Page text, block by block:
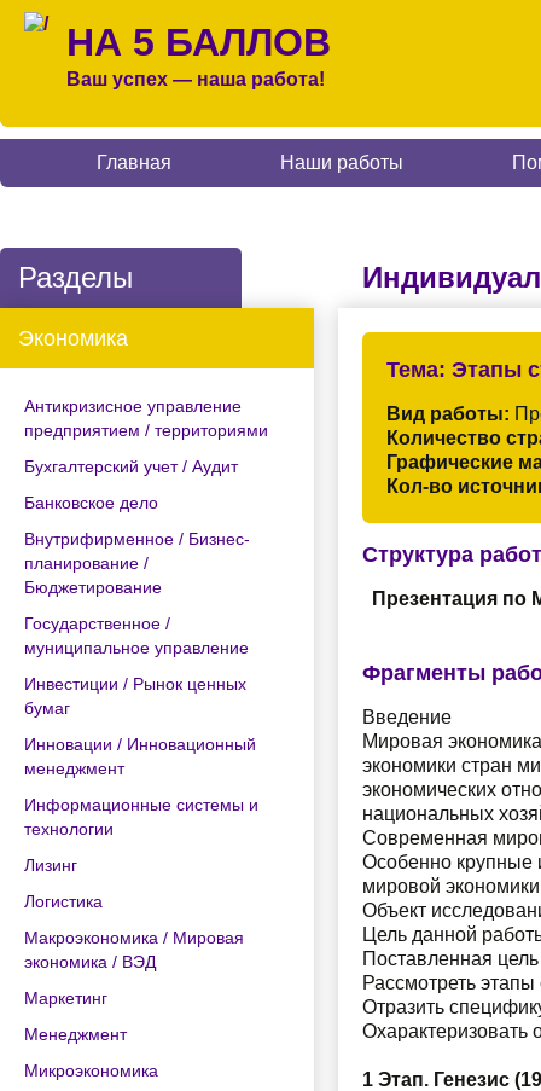
НА 5 БАЛЛОВ
Ваш успех — наша работа!
Главная Наши работы
Разделы
Экономика
Антикризисное управление
предприятием / территориями
Бухгалтерский учет / Аудит
Банковское дело
Внутрифирменное / Бизнес-
планирование /
Бюджетирование
Государственное /
муниципальное управление
Инвестиции / Рынок ценных
бумаг
Инновации / Инновационный
менеджмент
Информационные системы и
технологии
Лизинг
Логистика
Макроэкономика / Мировая
экономика / ВЭД
Маркетинг
Менеджмент
Микроэкономика
Тема: Этапы
Вид работы:
Количество
Графические
Кол-во
Структура
Презентация по
Фрагменты
Введение
Мировая
экономики стран
экономических
национальных
Современная
Особенно крупные
мировой
Объект
Цель данной
Поставленная
Рассмотреть
Отразить
Охарактеризовать
1 Этап. Генезис